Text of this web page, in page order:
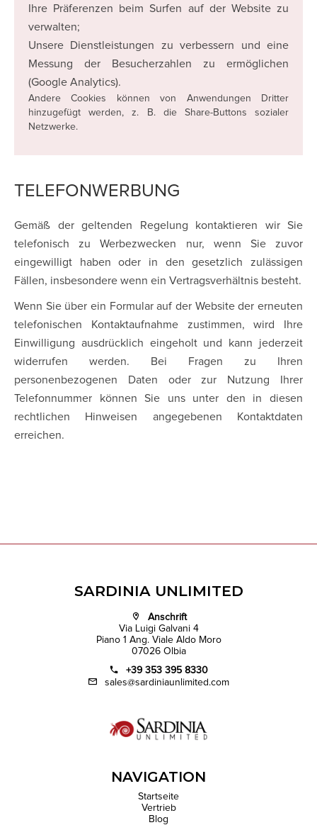
Ihre Präferenzen beim Surfen auf der Website zu
verwalten;
Unsere Dienstleistungen zu verbessern und eine
Messung der Besucherzahlen zu ermöglichen
(Google Analytics).
Andere Cookies können von Anwendungen Dritter
hinzugefügt werden, z. B. die Share-Buttons sozialer
Netzwerke.
TELEFONWERBUNG
Gemäß der geltenden Regelung kontaktieren wir Sie
telefonisch zu Werbezwecken nur, wenn Sie zuvor
eingewilligt haben oder in den gesetzlich zulässigen
Fällen, insbesondere wenn ein Vertragsverhältnis besteht.
Wenn Sie über ein Formular auf der Website der erneuten
telefonischen Kontaktaufnahme zustimmen, wird Ihre
Einwilligung ausdrücklich eingeholt und kann jederzeit
widerrufen werden. Bei Fragen zu Ihren
personenbezogenen Daten oder zur Nutzung Ihrer
Telefonnummer können Sie uns unter den in diesen
rechtlichen Hinweisen angegebenen Kontaktdaten
erreichen.
SARDINIA UNLIMITED
Anschrift
Via Luigi Galvani 4
Piano 1 Ang. Viale Aldo Moro
07026 Olbia
+39 353 395 8330
sales@sardiniaunlimited.com
NAVIGATION
Startseite
Vertrieb
Blog